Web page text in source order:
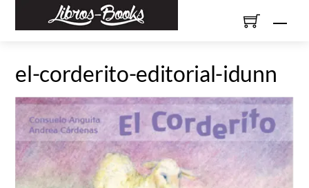
el-corderito-editorial-idunn